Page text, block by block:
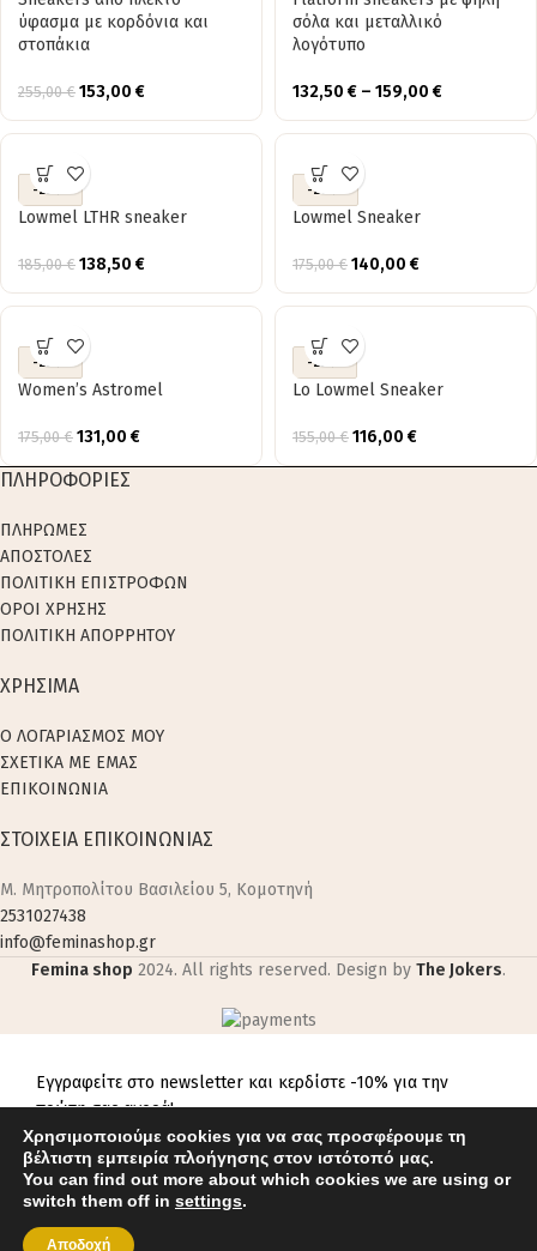
ύφασμα με κορδόνια και
στοπάκια
255,00€ 153,00 €
σόλα και μεταλλικό
λογότυπο
132,50 € – 159,00 €
-25%
Lowmel LTHR sneaker
185,00€ 138,50 €
-20%
Lowmel Sneaker
175,00€ 140,00 €
-25%
Women’s Astromel
175,00€ 131,00 €
-25%
Lo Lowmel Sneaker
155,00€ 116,00 €
ΠΛΗΡΟΦΟΡΙΕΣ
ΠΛΗΡΩΜΕΣ
ΑΠΟΣΤΟΛΕΣ
ΠΟΛΙΤΙΚΗ ΕΠΙΣΤΡΟΦΩΝ
ΟΡΟΙ ΧΡΗΣΗΣ
ΠΟΛΙΤΙΚΗ ΑΠΟΡΡΗΤΟΥ
ΧΡΗΣΙΜΑ
Ο ΛΟΓΑΡΙΑΣΜΟΣ ΜΟΥ
ΣΧΕΤΙΚΑ ΜΕ ΕΜΑΣ
ΕΠΙΚΟΙΝΩΝΙΑ
ΣΤΟΙΧΕΙΑ ΕΠΙΚΟΙΝΩΝΙΑΣ
M. Μητροπολίτου Βασιλείου 5, Κομοτηνή
2531027438
info@feminashop.gr
Femina shop 2024. All rights reserved. Design by The Jokers.
Εγγραφείτε στο newsletter και κερδίστε -10% για την
πρώτη σας αγορά!
Χρησιμοποιούμε cookies για να σας προσφέρουμε τη
βέλτιστη εμπειρία πλοήγησης στον ιστότοπό μας.
You can find out more about which cookies we are using or
switch them off in settings.
Αποδοχή